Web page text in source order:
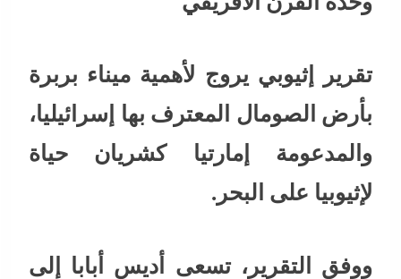
تقرير إثيوبي يروج لأهمية ميناء بربرة
بأرض الصومال المعترف بها إسرائيليا،
والمدعومة إمارتيا كشريان حياة
لإثيوبيا على البحر.
ووفق التقرير، تسعى أديس أبابا إلى